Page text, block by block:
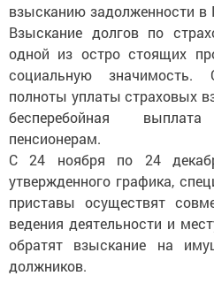
взысканию задолженности в
Взыскание долгов по
одной из остро стоящих
социальную значимость.
полноты уплаты страховых
бесперебойная
пенсионерам.
С 24 ноября по 24
утвержденного графика,
приставы осуществят
ведения деятельности и
обратят взыскание на
должников.